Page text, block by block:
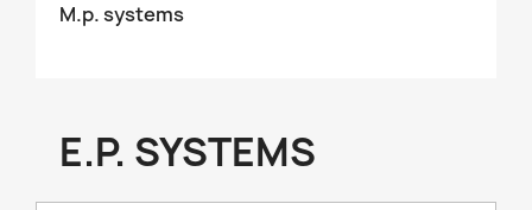
M.p. systems
E.P. SYSTEMS